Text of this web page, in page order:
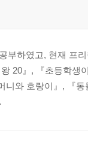
부하였고, 현재 프
20』, 『초등학생
니와 호랑이』, 『